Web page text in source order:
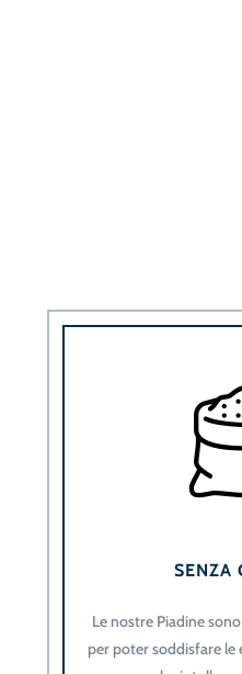
SENZA
Le nostre Piadine
per poter soddisfare le